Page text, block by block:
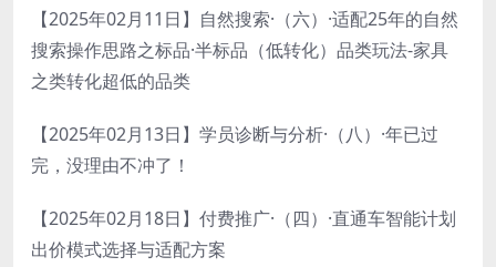
【2025年02月11日】自然搜索·（六）·适配25年的自然
搜索操作思路之标品·半标品（低转化）品类玩法-家具
之类转化超低的品类
【2025年02月13日】学员诊断与分析·（八）·年已过
完，没理由不冲了！
【2025年02月18日】付费推广·（四）·直通车智能计划
出价模式选择与适配方案